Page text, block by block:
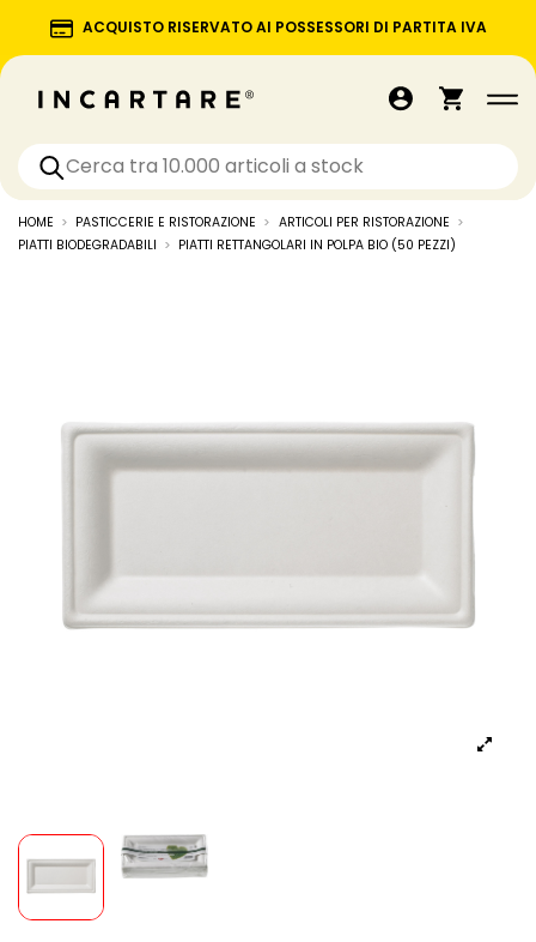
ACQUISTO RISERVATO AI POSSESSORI DI PARTITA IVA
HOME PASTICCERIE E RISTORAZIONE
ARTICOLI PER RISTORAZIONE
PIATTI BIODEGRADABILI
PIATTI RETTANGOLARI IN POLPA BIO (50 PEZZI)